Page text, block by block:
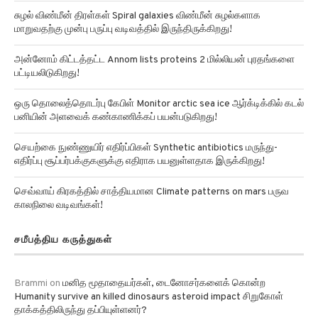
சுழல் விண்மீன் திரள்கள் Spiral galaxies விண்மீன் சுழல்களாக
மாறுவதற்கு முன்பு பருப்பு வடிவத்தில் இருந்திருக்கிறது!
அன்னோம் கிட்டத்தட்ட Annom lists proteins 2 மில்லியன் புரதங்களை
பட்டியலிடுகிறது!
ஒரு தொலைத்தொடர்பு கேபிள் Monitor arctic sea ice ஆர்க்டிக்கில் கடல்
பனியின் அளவைக் கண்காணிக்கப் பயன்படுகிறது!
செயற்கை நுண்ணுயிர் எதிர்ப்பிகள் Synthetic antibiotics மருந்து-
எதிர்ப்பு சூப்பர்பக்குகளுக்கு எதிராக பயனுள்ளதாக இருக்கிறது!
செவ்வாய் கிரகத்தில் சாத்தியமான Climate patterns on mars பருவ
காலநிலை வடிவங்கள்!
மனித மூதாதையர்கள், டைனோசர்களைக் கொன்ற
Humanity survive an killed dinosaurs asteroid impact சிறுகோள்
தாக்கத்திலிருந்து தப்பியுள்ளனர்?